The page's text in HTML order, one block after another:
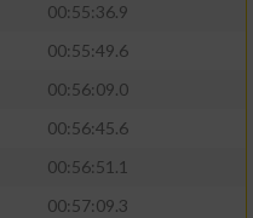
00:55:36.9
00:55:49.6
00:56:09.0
00:56:45.6
00:56:51.1
00:57:09.3